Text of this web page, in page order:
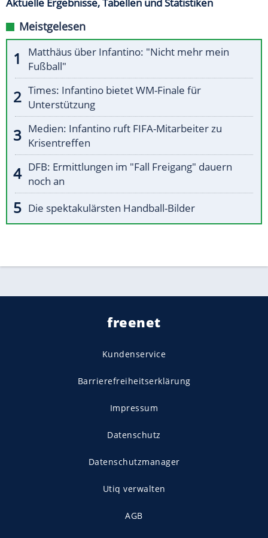
Aktuelle Ergebnisse, Tabellen und Statistiken
Meistgelesen
Matthäus über Infantino: "Nicht mehr mein
Fußball"
Times: Infantino bietet WM-Finale für
Unterstützung
Medien: Infantino ruft FIFA-Mitarbeiter zu
Krisentreffen
DFB: Ermittlungen im "Fall Freigang" dauern
noch an
Die spektakulärsten Handball-Bilder
freenet
Kundenservice
Barrierefreiheitserklärung
Impressum
Datenschutz
Datenschutzmanager
Utiq verwalten
AGB